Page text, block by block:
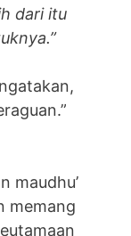
dari itu
maudhu’
memang